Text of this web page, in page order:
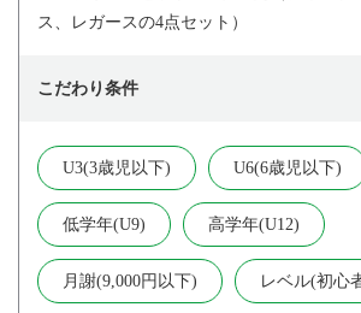
ス、レガースの4点セット）
こだわり条件
U3(3歳児以下) U6(6歳児以下)
低学年(U9) 高学年(U12)
月謝(9,000円以下) レベル(初心